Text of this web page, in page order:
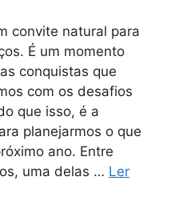
convite natural para
É um momento
conquistas que
com os desafios
que isso, é a
planejarmos o que
ano. Entre
uma delas … Ler